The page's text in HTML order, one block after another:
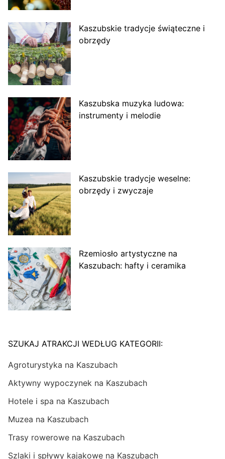
Kaszubskie tradycje świąteczne i
obrzędy
Kaszubska muzyka ludowa:
instrumenty i melodie
Kaszubskie tradycje weselne:
obrzędy i zwyczaje
Rzemiosło artystyczne na
Kaszubach: hafty i ceramika
SZUKAJ ATRAKCJI WEDŁUG KATEGORII:
Agroturystyka na Kaszubach
Aktywny wypoczynek na Kaszubach
Hotele i spa na Kaszubach
Muzea na Kaszubach
Trasy rowerowe na Kaszubach
Szlaki i spływy kajakowe na Kaszubach